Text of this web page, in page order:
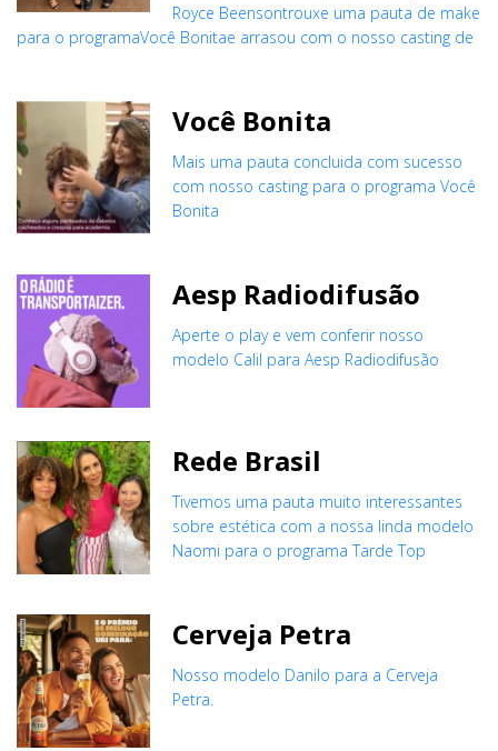
Royce Beensontrouxe uma pauta de make
para o programaVocê Bonitae arrasou com o nosso casting de
Você Bonita
Mais uma pauta concluida com sucesso
com nosso casting para o programa Você
Bonita
Aesp Radiodifusão
Aperte o play e vem conferir nosso
modelo Calil para Aesp Radiodifusão
Rede Brasil
Tivemos uma pauta muito interessantes
sobre estética com a nossa linda modelo
Naomi para o programa Tarde Top
Cerveja Petra
Nosso modelo Danilo para a Cerveja
Petra.